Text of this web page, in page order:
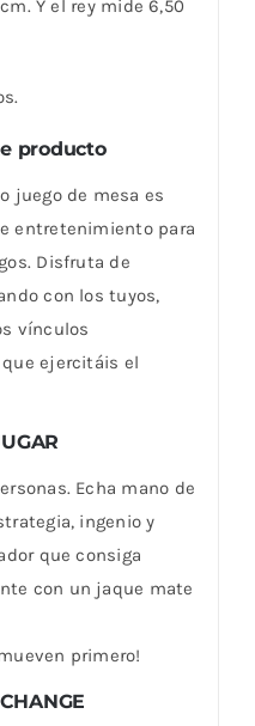
Y el rey mide 6,50
producto
juego de mesa es
entretenimiento para
Disfruta de
con los tuyos,
vínculos
ejercitáis el
Echa mano de
ingenio y
que consiga
con un jaque mate
primero!